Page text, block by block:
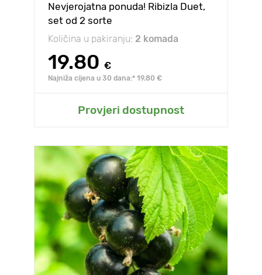
Nevjerojatna ponuda! Ribizla Duet,
set od 2 sorte
Količina u pakiranju: 2 komada
19.80 €
Najniža cijena u 30 dana:* 19.80 €
Provjeri dostupnost